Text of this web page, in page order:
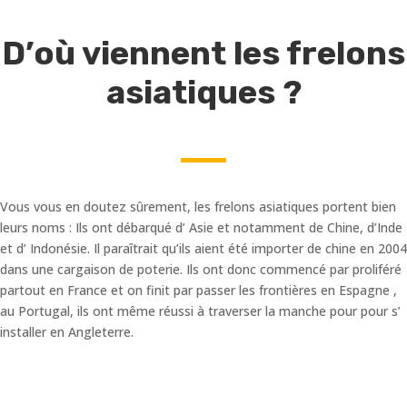
D’où viennent les frelons
asiatiques ?
Vous vous en doutez sûrement, les frelons asiatiques portent bien
leurs noms : Ils ont débarqué d’ Asie et notamment de Chine, d’Inde
et d’ Indonésie. Il paraîtrait qu’ils aient été importer de chine en 2004
dans une cargaison de poterie. Ils ont donc commencé par proliféré
partout en France et on finit par passer les frontières en Espagne ,
au Portugal, ils ont même réussi à traverser la manche pour pour s’
installer en Angleterre.